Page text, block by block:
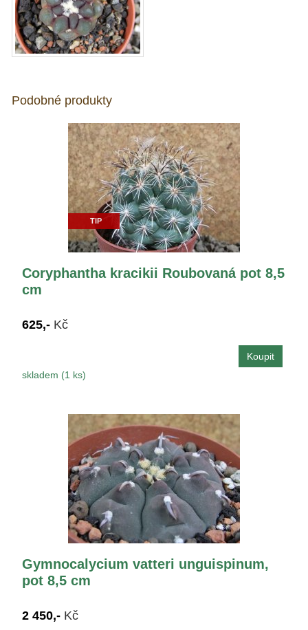
Podobné produkty
TIP
Coryphantha kracikii Roubovaná pot 8,5
cm
625,- Kč
skladem (1 ks)
Gymnocalycium vatteri unguispinum,
pot 8,5 cm
2 450,- Kč